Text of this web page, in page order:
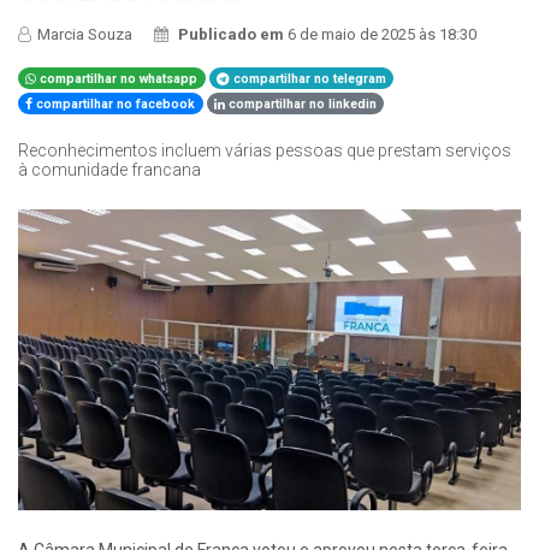
Marcia Souza Publicado em6 de maio de 2025 às 18:30
compartilhar no whatsapp
compartilhar no telegram
compartilhar no facebook
compartilhar no linkedin
Reconhecimentos incluem várias pessoas que prestam serviços
à comunidade francana